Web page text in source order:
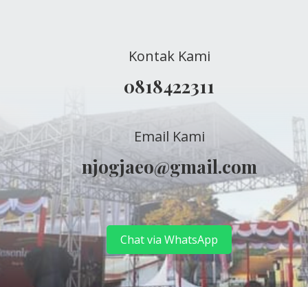
Kontak Kami
0818422311
Email Kami
njogjaeo@gmail.com
Chat via WhatsApp